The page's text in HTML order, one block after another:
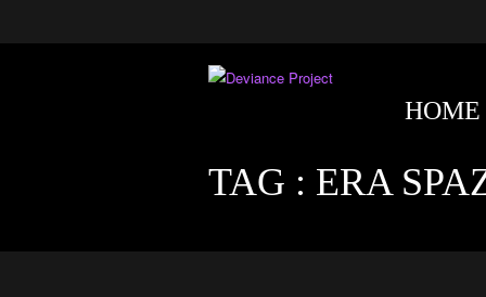
HOME
TAG : ERA